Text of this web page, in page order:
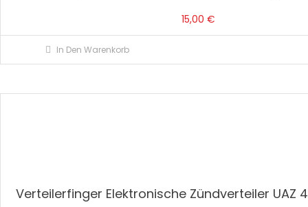
15,00 €
In Den Warenkorb
Verteilerfinger Elektronische Zündverteiler UAZ